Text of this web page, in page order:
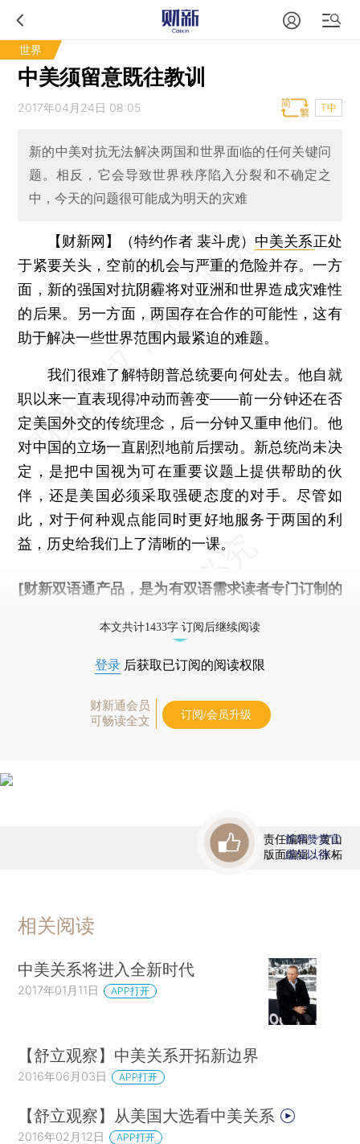
世界
中美须留意既往教训
2017年04月24日 08:05 T中
新的中美对抗无法解决两国和世界面临的任何关键问
题。相反，它会导致世界秩序陷入分裂和不确定之
中，今天的问题很可能成为明天的灾难
【财新网】（特约作者 裴斗虎） 中美关系正处
于紧要关头，空前的机会与严重的危险并存。一方
面，新的强国对抗阴霾将对亚洲和世界造成灾难性
的后果。另一方面，两国存在合作的可能性，这有
助于解决一些世界范围内最紧迫的难题。
我们很难了解特朗普总统要向何处去。他自就
职以来一直表现得冲动而善变——前一分钟还在否
定美国外交的传统理念，后一分钟又重申他们。他
对中国的立场一直剧烈地前后摆动。新总统尚未决
定，是把中国视为可在重要议题上提供帮助的伙
伴，还是美国必须采取强硬态度的对手。尽管如
此，对于何种观点能同时更好地服务于两国的利
益，历史给我们上了清晰的一课。
[财新双语通产品，是为有双语需求读者专门订制的
本文共计1433字 订阅后继续阅读
登录 后获取已订阅的阅读权限
财新通会员
可畅读全文
订阅/会员升级
责任编辑：黄山
版面编辑：张柘
首席赞赏官
虚位以待
相关阅读
中美关系将进入全新时代
2017年01月11日 APP打开
【舒立观察】中美关系开拓新边界
2016年06月03日 APP打开
【舒立观察】从美国大选看中美关系
2016年02月12日 APP打开